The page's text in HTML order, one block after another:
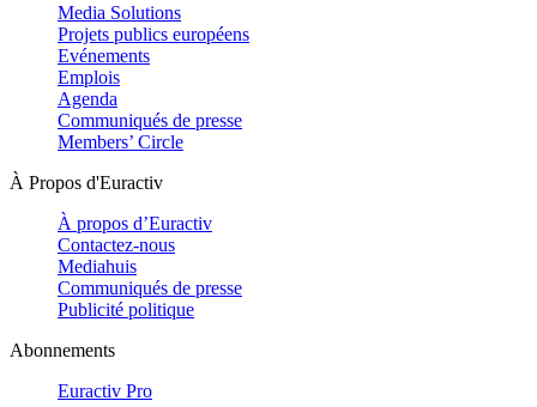
Media Solutions
Projets publics européens
Evénements
Emplois
Agenda
Communiqués de presse
Members’ Circle
À Propos d'Euractiv
À propos d’Euractiv
Contactez-nous
Mediahuis
Communiqués de presse
Publicité politique
Abonnements
Euractiv Pro